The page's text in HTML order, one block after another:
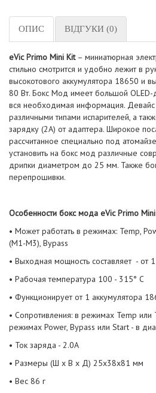
ОПИС ВІДГУКИ (0)
eVic Primo Mini Kit– миниатюрная
стильно смотрится и удобно лежит в
высокотового аккумулятора 18650 и
80 Вт. Бокс Мод имеет большой OLED-
вся необходимая информация.
различными типами испарителей, а
зарядку (2А) от адаптера. Широкое
рассчитанное специально под
установить на бокс мод различные
дрипки диаметром до 25 мм. Также
перепрошивки.
Особенности бокс мода eVic Primo
• Может работать в режимах: Temp,
(М1-М3), Bypass
• Выходная мощность составляет - от
• Рабочая температура 100 - 315° C
• Функционирует от 1 аккумулятора
• Сопротивления: в режимах Temp или
режимах Power, Bypass или Start - в
• Ток заряда - 2.0A
• Размеры (Ш х В х Д) 25х38х81 мм
• Вес 86 г